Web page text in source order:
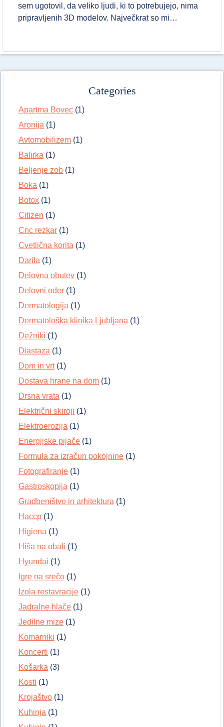
sem ugotovil, da veliko ljudi, ki to potrebujejo, nima
pripravljenih 3D modelov. Največkrat so mi…
Categories
Apartma Bovec (1)
Aronija (1)
Avtomobilizem (1)
Balirka (1)
Beljenje zob (1)
Boka (1)
Botox (1)
Citizen (1)
Cnc rezkar (1)
Cvetlična korita (1)
Darila (1)
Delovna obutev (1)
Delovni oder (1)
Dermatologija (1)
Dermatološka klinika Ljubljana (1)
Dežniki (1)
Diastaza (1)
Dom in vrt(1)
Dostava hrane na dom (1)
Drsna vrata (1)
Električni skiroji (1)
Elektroerozija (1)
Energijske pijače (1)
Formula za izračun pokojnine (1)
Fotografiranje (1)
Gastroskopija (1)
Gradbeništvo in arhitektura (1)
Haccp (1)
Higiena (1)
Hiša na obali (1)
Hyundai (1)
Igre na srečo (1)
Izola restavracije (1)
Jadralne hlače (1)
Jedilne mize (1)
Komarniki (1)
Koncerti (1)
Košarka (3)
Kosti (1)
Krojaštvo (1)
Kuhinja (1)